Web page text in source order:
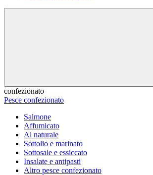
confezionato
Pesce confezionato
Salmone
Affumicato
Al naturale
Sottolio e marinato
Sottosale e essiccato
Insalate e antipasti
Altro pesce confezionato